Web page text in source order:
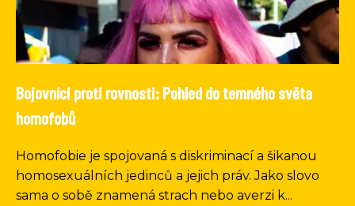
Bojovníci proti rovnosti: Pohled do temného světa
homofobů
Homofobie je spojovaná s diskriminací a šikanou
homosexuálních jedinců a jejich práv. Jako slovo
sama o sobě znamená strach nebo averzi k...